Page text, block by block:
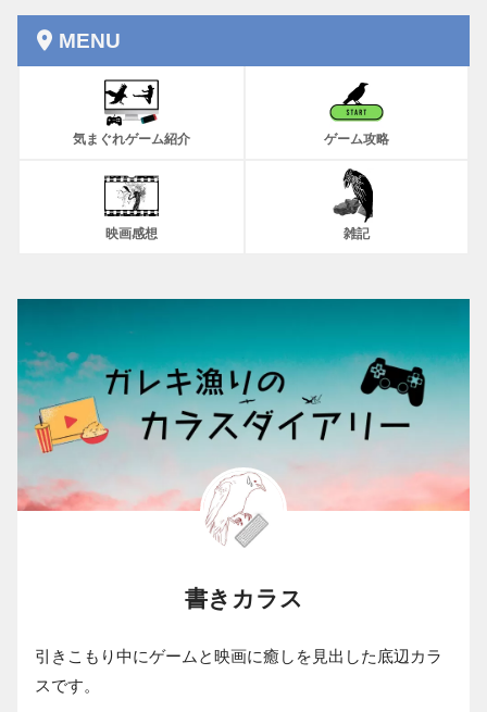
MENU
気まぐれゲーム紹介 ゲーム攻略
映画感想 雑記
書きカラス
引きこもり中にゲームと映画に癒しを見出した底辺カラ
スです。